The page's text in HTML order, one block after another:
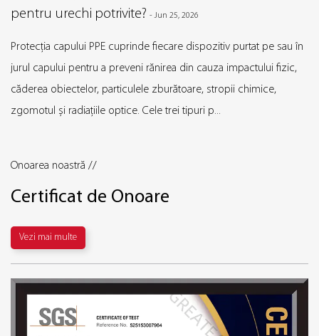
pentru urechi potrivite? -Jun 25, 2026
Protecția capului PPE cuprinde fiecare dispozitiv purtat pe sau în
jurul capului pentru a preveni rănirea din cauza impactului fizic,
căderea obiectelor, particulele zburătoare, stropii chimice,
zgomotul și radiațiile optice. Cele trei tipuri p...
Onoarea noastră //
Certificat de Onoare
Vezi mai multe